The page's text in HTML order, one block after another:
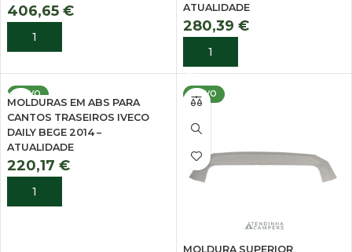
406,65 €
ADICIONAR
ATUALIDADE
280,39 €
ADICIONAR
NOVO
MOLDURAS EM ABS PARA
CANTOS TRASEIROS IVECO
DAILY BEGE 2014 –
ATUALIDADE
220,17 €
ADICIONAR
NOVO
MOLDURA SUPERIOR